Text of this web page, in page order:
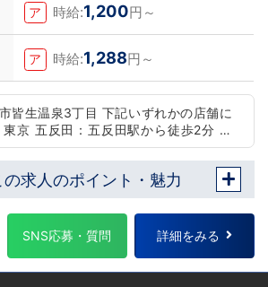
ア
時給:1,200円～
ア 時給:1,288円～
温泉3丁目 下記いずれかの店舗に
東京 五反田：五反田駅から徒歩2分 池
袋駅西口から徒歩2分 吉原：三ノ輪駅
横浜：京急線黄金町駅か
：水戸駅からバス5分 北
幌：すすきの駅から徒歩5分 中国・四
：米子市皆生温泉 愛媛：松山道後温泉
沖縄 福岡：中洲川端駅から徒歩8分 沖
の求人のポイント・魅力
SNS応募・質問 詳細をみる